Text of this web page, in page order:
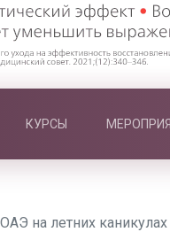
КУРСЫ
на летних